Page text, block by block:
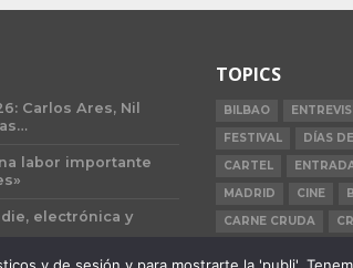
Carlos Ares, Nil
labor importante
electrónica y
TOPICS
BILBAO
FESTIVAL
DÍAS
CARTEL
MADRID
CINE
CARNE CRUDA